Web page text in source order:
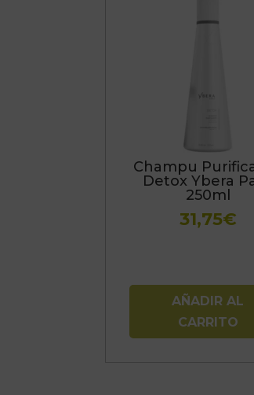
Champu
Detox Ybera
250ml
31,75€
AÑADIR AL
CARRITO